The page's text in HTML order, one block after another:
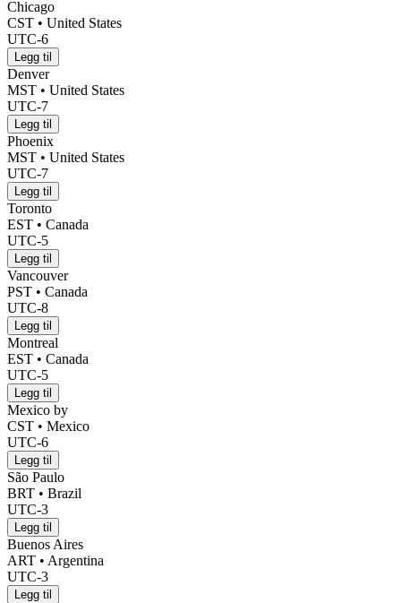
Chicago
CST • United States
UTC-6
Legg til
Denver
MST • United States
UTC-7
Legg til
Phoenix
MST • United States
UTC-7
Legg til
Toronto
EST • Canada
UTC-5
Legg til
Vancouver
PST • Canada
UTC-8
Legg til
Montreal
EST • Canada
UTC-5
Legg til
Mexico by
CST • Mexico
UTC-6
Legg til
São Paulo
BRT • Brazil
UTC-3
Legg til
Buenos Aires
ART • Argentina
UTC-3
Legg til